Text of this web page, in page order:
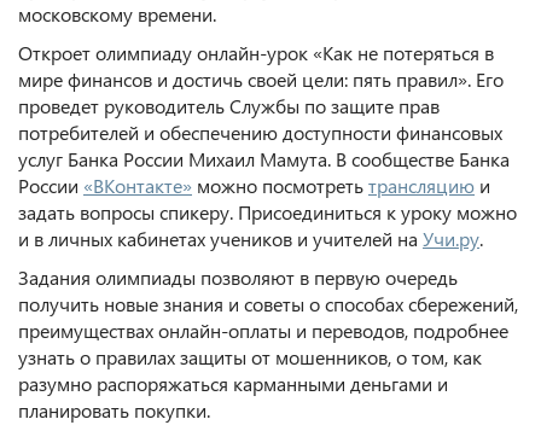
московскому времени.
Откроет олимпиаду онлайн-урок «Как не потеряться в
мире финансов и достичь своей цели: пять правил». Его
проведет руководитель Службы по защите прав
потребителей и обеспечению доступности финансовых
услуг Банка России Михаил Мамута. В сообществе Банка
России «ВКонтакте» можно посмотретьтрансляцию и
задать вопросы спикеру. Присоединиться к уроку можно
и в личных кабинетах учеников и учителей на Учи.ру.
Задания олимпиады позволяют в первую очередь
получить новые знания и советы о способах сбережений,
преимуществах онлайн-оплаты и переводов, подробнее
узнать о правилах защиты от мошенников, о том, как
разумно распоряжаться карманными деньгами и
планировать покупки.